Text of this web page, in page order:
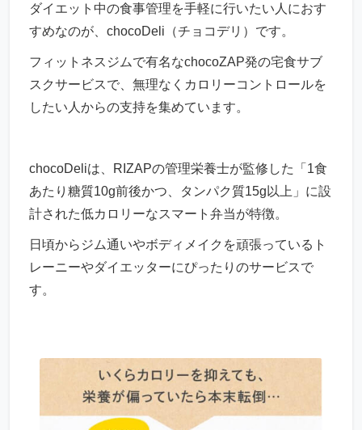
ダイエット中の食事管理を手軽に行いたい人におす
すめなのが、chocoDeli（チョコデリ）です。
フィットネスジムで有名なchocoZAP発の宅食サブ
スクサービスで、無理なくカロリーコントロールを
したい人からの支持を集めています。
chocoDeliは、RIZAPの管理栄養士が監修した「1食
あたり糖質10g前後かつ、タンパク質15g以上」に設
計された低カロリーなスマート弁当が特徴。
日頃からジム通いやボディメイクを頑張っているト
レーニーやダイエッターにぴったりのサービスで
す。